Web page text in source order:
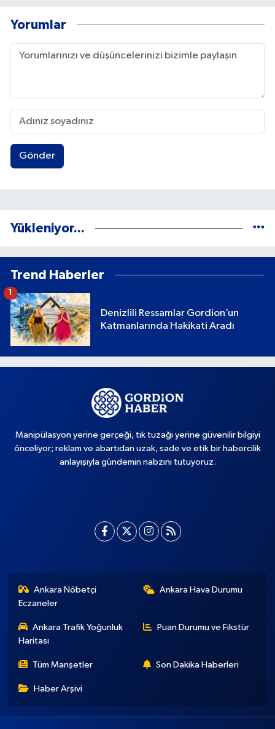
Yorumlar
Gönder
Yükleniyor...
Trend Haberler
Denizlili Ressamlar Gordion’un
Katmanlarında Hakikati Aradı
1
Manipülasyon yerine gerçeği, tık tuzağı yerine güvenilir bilgiyi
önceliyor; reklam ve abartıdan uzak, sade ve etik bir habercilik
anlayışıyla gündemin nabzını tutuyoruz.
Ankara Nöbetçi
Eczaneler
Ankara Hava Durumu
Ankara Trafik Yoğunluk
Haritası
Puan Durumu ve Fikstür
Tüm Manşetler Son Dakika Haberleri
Haber Arşivi